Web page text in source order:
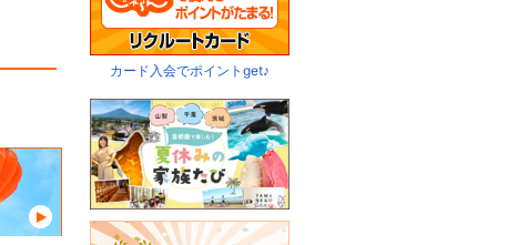
カード入会でポイントget♪